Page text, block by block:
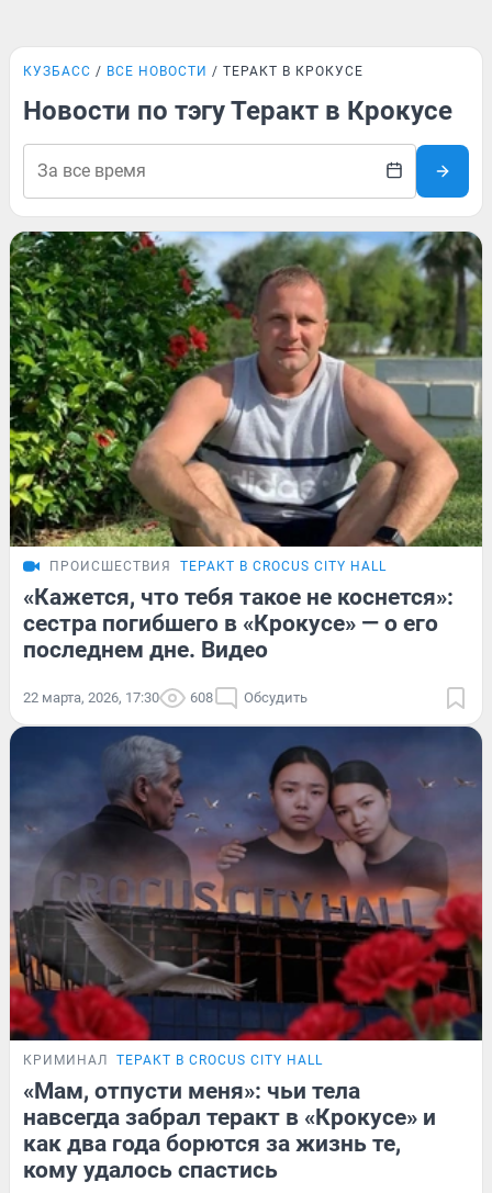
КУЗБАСС ВСЕ НОВОСТИ ТЕРАКТ В КРОКУСЕ
Новости по тэгу Теракт в Крокусе
ПРОИСШЕСТВИЯ ТЕРАКТ В CROCUS CITY HALL
«Кажется, что тебя такое не коснется»:
сестра погибшего в «Крокусе» — о его
последнем дне. Видео
22 марта, 2026, 17:30 608 Обсудить
КРИМИНАЛ ТЕРАКТ В CROCUS CITY HALL
«Мам, отпусти меня»: чьи тела
навсегда забрал теракт в «Крокусе» и
как два года борются за жизнь те,
кому удалось спастись